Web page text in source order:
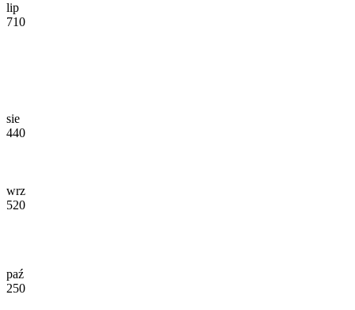
lip
710
sie
440
wrz
520
paź
250